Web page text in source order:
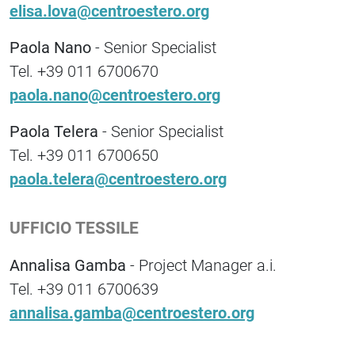
elisa.lova@centroestero.org
Paola Nano - Senior Specialist
Tel. +39 011 6700670
paola.nano@centroestero.org
Paola Telera - Senior Specialist
Tel. +39 011 6700650
paola.telera@centroestero.org
UFFICIO TESSILE
Annalisa Gamba - Project Manager a.i.
Tel. +39 011 6700639
annalisa.gamba@centroestero.org